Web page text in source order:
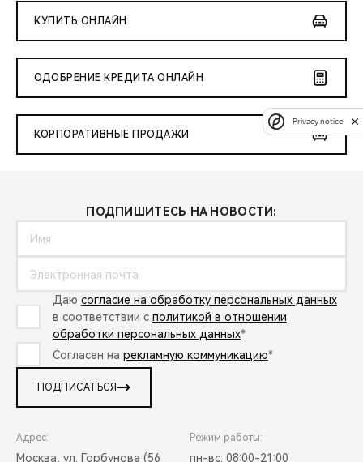
КУПИТЬ ОНЛАЙН
ОДОБРЕНИЕ КРЕДИТА ОНЛАЙН
КОРПОРАТИВНЫЕ ПРОДАЖИ
ПОДПИШИТЕСЬ НА НОВОСТИ:
Даю согласие на обработку персональных данных
в соответствии с политикой в отношении
обработки персональных данных*
Согласен на рекламную коммуникацию*
ПОДПИСАТЬСЯ
Адрес:
Москва, ул. Горбунова (56
Режим работы:
пн-вс: 08:00-21:00
Privacy notice